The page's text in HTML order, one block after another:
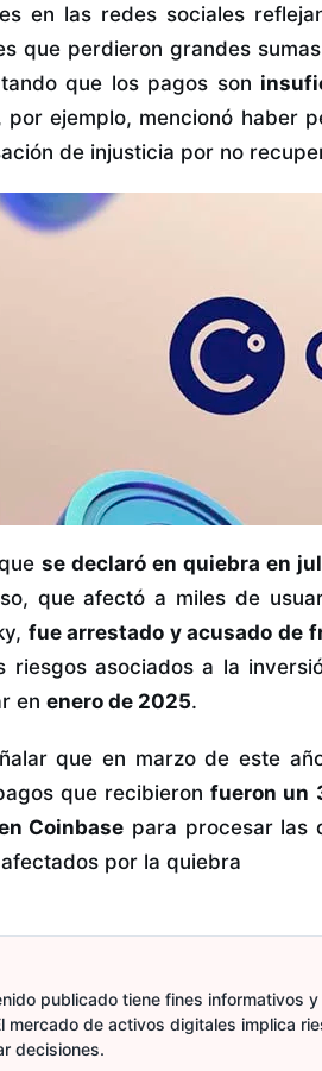
en las redes sociales
que perdieron grandes
que los pagos son
por ejemplo, mencionó haber
de injusticia por no
se declaró en quiebra en
que afectó a miles de
fue arrestado y acusado de
riesgos asociados a la
en enero de 2025.
que en marzo de este
que recibieronfueron un
Coinbase para procesar las
por la quiebra
publicado tiene fines informativos
mercado de activos digitales implica
decisiones.